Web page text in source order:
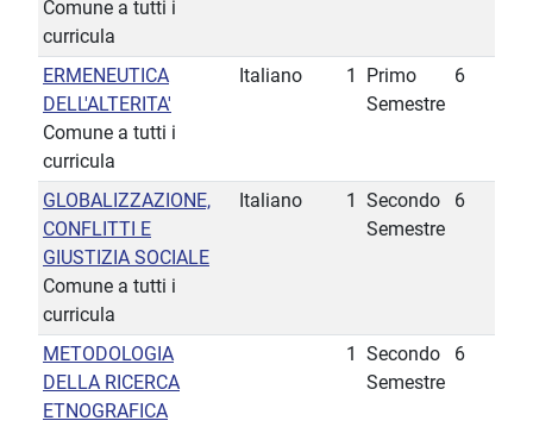
Comune a tutti i
curricula
ERMENEUTICA
DELL'ALTERITA'
Comune a tutti i
curricula
Italiano 1
Primo
Semestre
6
GLOBALIZZAZIONE,
CONFLITTI E
GIUSTIZIA SOCIALE
Comune a tutti i
curricula
Italiano 1
Secondo
Semestre
6
METODOLOGIA
DELLA RICERCA
ETNOGRAFICA
1
Secondo
Semestre
6